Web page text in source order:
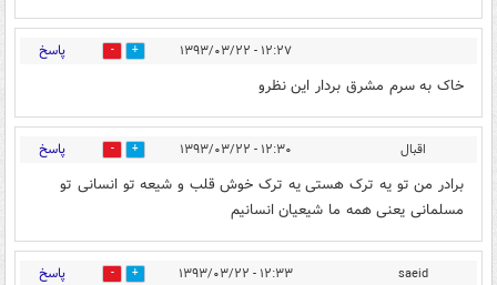
۱۲:۲۷ - ۱۳۹۳/۰۳/۲۲ 0 پاسخ
خاک به سرم مشرق بردار این نظرو
اقبال ۱۲:۳۰ - ۱۳۹۳/۰۳/۲۲ 0 پاسخ
برادر من تو یه ترک هستی یه ترک خوش قلب و شیعه تو انسانی تو
مسلمانی یعنی همه ما شیعیان انسانیم
saeid ۱۲:۳۳ - ۱۳۹۳/۰۳/۲۲ 0 پاسخ